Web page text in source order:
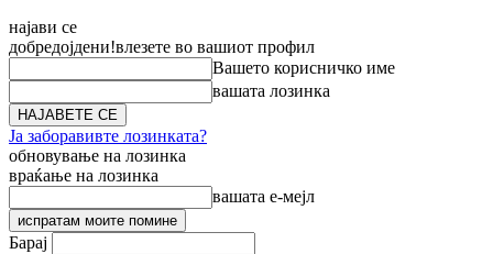
најави се
добредојдени!влезете во вашиот профил
Вашето корисничко име
вашата лозинка
Ја заборавивте лозинката?
обновување на лозинка
враќање на лозинка
вашата е-мејл
Барај